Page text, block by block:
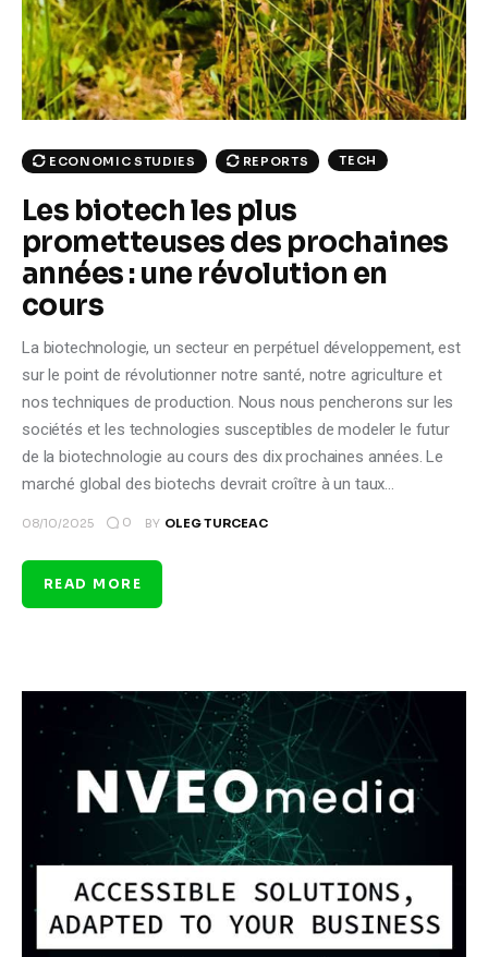
Climate
Markets
Tech
Shop
ECONOMIC STUDIES REPORTS TECH
Les biotech les plus
prometteuses des prochaines
années : une révolution en
cours
La biotechnologie, un secteur en perpétuel développement, est
sur le point de révolutionner notre santé, notre agriculture et
nos techniques de production. Nous nous pencherons sur les
sociétés et les technologies susceptibles de modeler le futur
de la biotechnologie au cours des dix prochaines années. Le
marché global des biotechs devrait croître à un taux…
08/10/2025 0 BY OLEG TURCEAC
READ MORE